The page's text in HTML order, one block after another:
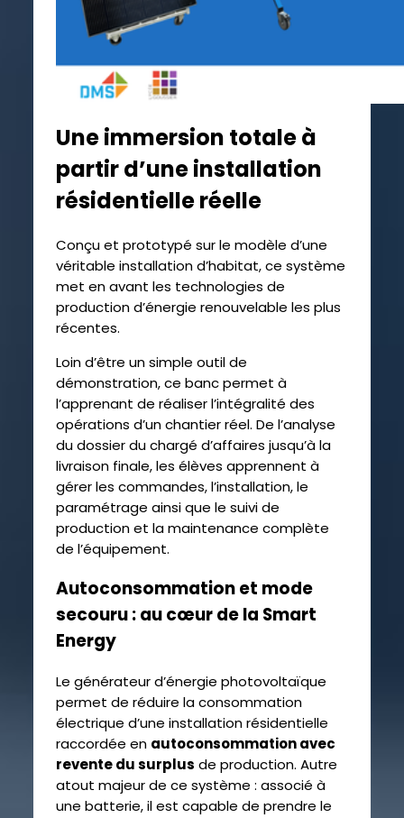
Une immersion totale à
partir d’une installation
résidentielle réelle
Conçu et prototypé sur le modèle d’une
véritable installation d’habitat, ce système
met en avant les technologies de
production d’énergie renouvelable les plus
récentes.
Loin d’être un simple outil de
démonstration, ce banc permet à
l’apprenant de réaliser l’intégralité des
opérations d’un chantier réel. De l’analyse
du dossier du chargé d’affaires jusqu’à la
livraison finale, les élèves apprennent à
gérer les commandes, l’installation, le
paramétrage ainsi que le suivi de
production et la maintenance complète
de l’équipement.
Autoconsommation et mode
secouru : au cœur de la Smart
Energy
Le générateur d’énergie photovoltaïque
permet de réduire la consommation
électrique d’une installation résidentielle
raccordée en autoconsommation avec
revente du surplus de production. Autre
atout majeur de ce système : associé à
une batterie, il est capable de prendre le